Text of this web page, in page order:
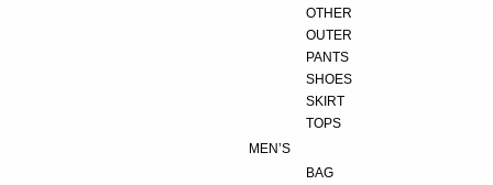
OTHER
OUTER
PANTS
SHOES
SKIRT
TOPS
MEN’S
BAG